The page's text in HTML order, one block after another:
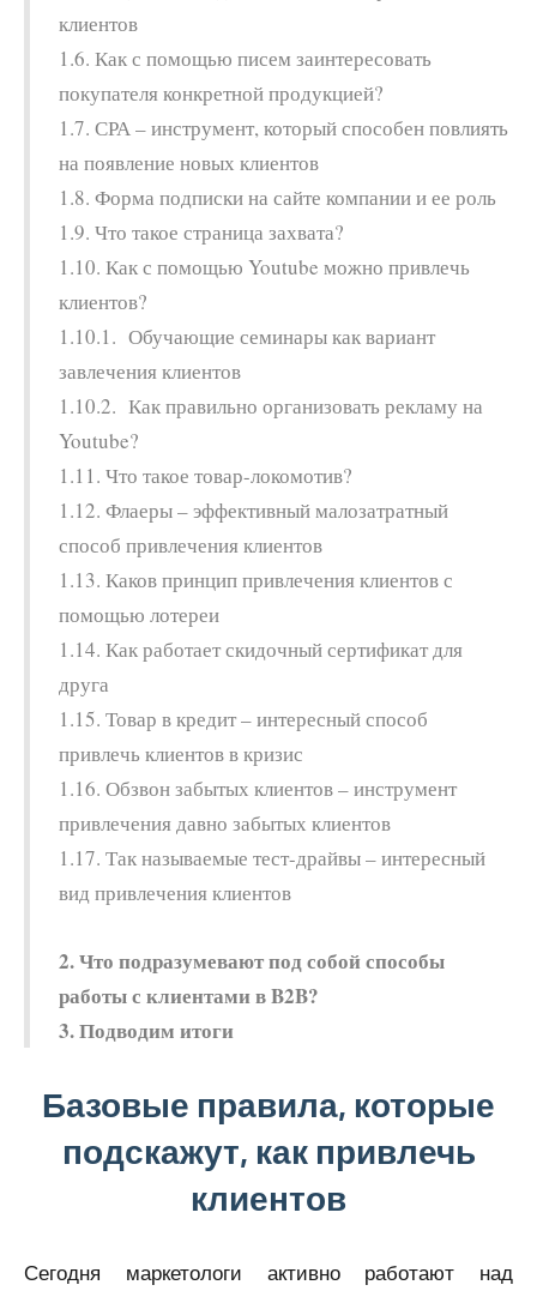
клиентов
1.6. Как с помощью писем заинтересовать
покупателя конкретной продукцией?
1.7. СРА – инструмент, который способен повлиять
на появление новых клиентов
1.8. Форма подписки на сайте компании и ее роль
1.9. Что такое страница захвата?
1.10. Как с помощью Youtube можно привлечь
клиентов?
1.10.1. Обучающие семинары как вариант
завлечения клиентов
1.10.2. Как правильно организовать рекламу на
Youtube?
1.11. Что такое товар-локомотив?
1.12. Флаеры – эффективный малозатратный
способ привлечения клиентов
1.13. Каков принцип привлечения клиентов с
помощью лотереи
1.14. Как работает скидочный сертификат для
друга
1.15. Товар в кредит – интересный способ
привлечь клиентов в кризис
1.16. Обзвон забытых клиентов – инструмент
привлечения давно забытых клиентов
1.17. Так называемые тест-драйвы – интересный
вид привлечения клиентов
2. Что подразумевают под собой способы
работы с клиентами в B2B?
3. Подводим итоги
Базовые правила, которые
подскажут, как привлечь
клиентов
Сегодня маркетологи активно работают над